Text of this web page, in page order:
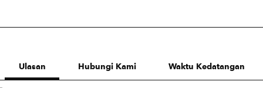
Ulasan Hubungi Kami Waktu Kedatangan